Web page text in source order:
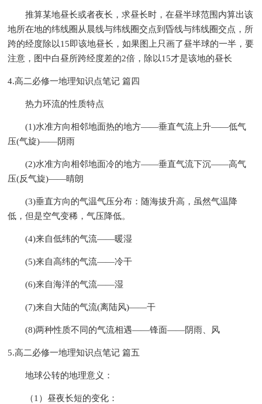
推算某地昼长或者夜长，求昼长时，在昼半球范围内算出该
地所在地的纬线圈从晨线与纬线圈交点到昏线与纬线圈交点，所
跨的经度除以15即该地昼长，如果图上只画了昼半球的一半，要
注意，图中白昼所跨经度差的2倍，除以15才是该地的昼长
4.高二必修一地理知识点笔记 篇四
热力环流的性质特点
(1)水准方向相邻地面热的地方——垂直气流上升――低气
压(气旋)——阴雨
(2)水准方向相邻地面冷的地方——垂直气流下沉――高气
压(反气旋)——晴朗
(3)垂直方向的气温气压分布：随海拔升高，虽然气温降
低，但是空气变稀，气压降低。
(4)来自低纬的气流——暖湿
(5)来自高纬的气流——冷干
(6)来自海洋的气流——湿
(7)来自大陆的气流(离陆风)——干
(8)两种性质不同的气流相遇——锋面——阴雨、风
5.高二必修一地理知识点笔记 篇五
地球公转的地理意义：
（1）昼夜长短的变化：